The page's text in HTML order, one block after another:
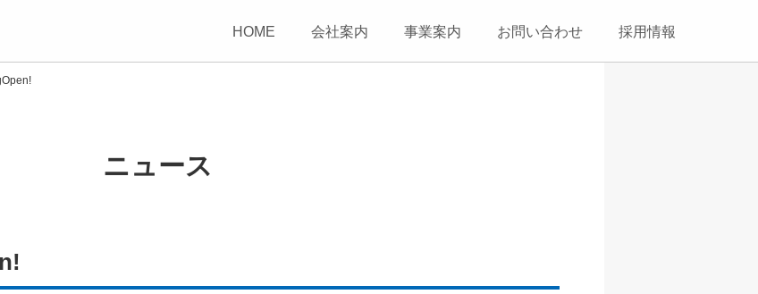
HOME 会社案内 事業案内 お問い合わせ 採用情報
ニュース